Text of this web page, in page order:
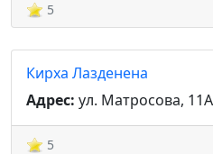
5
Кирха Лазденена
Адрес: ул. Матросова,
5